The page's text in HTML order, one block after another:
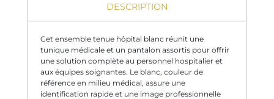
DESCRIPTION
Cet ensemble tenue hôpital blanc réunit une
tunique médicale et un pantalon assortis pour offrir
une solution complète au personnel hospitalier et
aux équipes soignantes. Le blanc, couleur de
référence en milieu médical, assure une
identification rapide et une image professionnelle